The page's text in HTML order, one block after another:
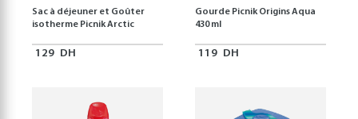
Sac à déjeuner et Goûter
isotherme Picnik Arctic
129 DH
Gourde Picnik Origins Aqua
430 ml
119 DH